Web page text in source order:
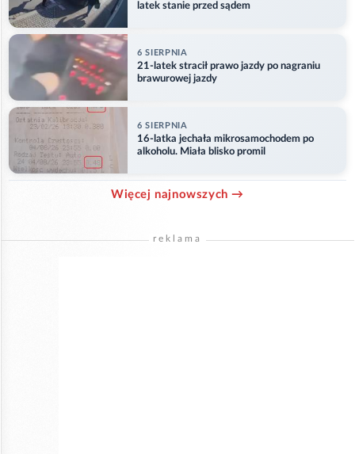
latek stanie przed sądem
6 SIERPNIA
21-latek stracił prawo jazdy po nagraniu
brawurowej jazdy
6 SIERPNIA
16-latka jechała mikrosamochodem po
alkoholu. Miała blisko promil
Więcej najnowszych →
reklama